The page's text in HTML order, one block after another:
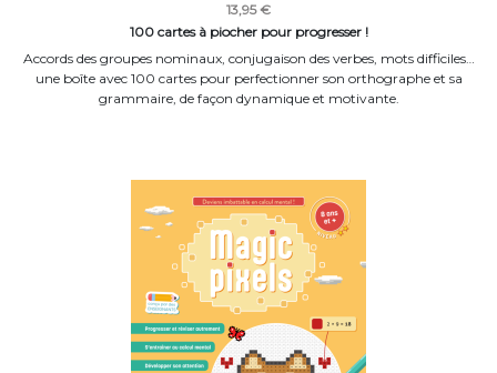
13,95 €
100 cartes à piocher pour progresser !
Accords des groupes nominaux, conjugaison des verbes, mots difficiles…
une boîte avec 100 cartes pour perfectionner son orthographe et sa
grammaire, de façon dynamique et motivante.